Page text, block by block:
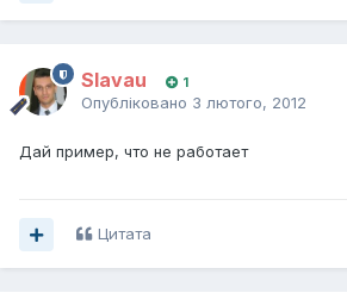
Slavau 1
Опубліковано 3 лютого, 2012
Дай пример, что не работает
Цитата